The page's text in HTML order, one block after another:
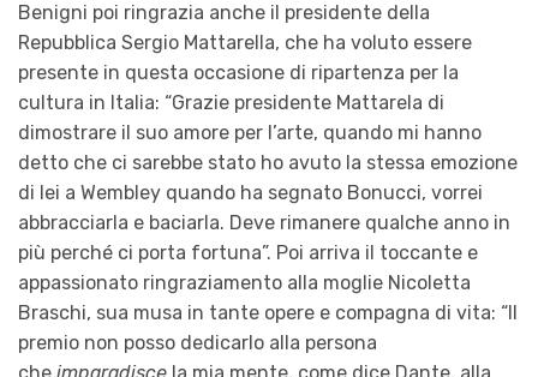
Benigni poi ringrazia anche il presidente della
Repubblica Sergio Mattarella, che ha voluto essere
presente in questa occasione di ripartenza per la
cultura in Italia: “Grazie presidente Mattarela di
dimostrare il suo amore per l’arte, quando mi hanno
detto che ci sarebbe stato ho avuto la stessa emozione
di lei a Wembley quando ha segnato Bonucci, vorrei
abbracciarla e baciarla. Deve rimanere qualche anno in
più perché ci porta fortuna”. Poi arriva il toccante e
appassionato ringraziamento alla moglie Nicoletta
Braschi, sua musa in tante opere e compagna di vita: “Il
premio non posso dedicarlo alla persona